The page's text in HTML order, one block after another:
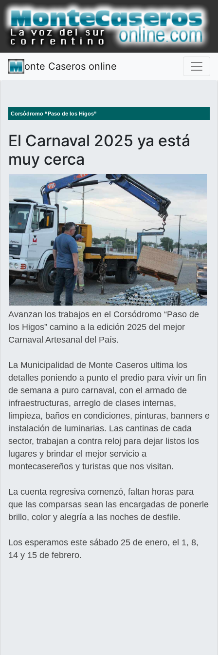
onte Caseros online
Corsódromo “Paso de los Higos”
El Carnaval 2025 ya está
muy cerca
Avanzan los trabajos en el Corsódromo “Paso de
los Higos” camino a la edición 2025 del mejor
Carnaval Artesanal del País.
La Municipalidad de Monte Caseros ultima los
detalles poniendo a punto el predio para vivir un fin
de semana a puro carnaval, con el armado de
infraestructuras, arreglo de clases internas,
limpieza, baños en condiciones, pinturas, banners e
instalación de luminarias. Las cantinas de cada
sector, trabajan a contra reloj para dejar listos los
lugares y brindar el mejor servicio a
montecasereños y turistas que nos visitan.
La cuenta regresiva comenzó, faltan horas para
que las comparsas sean las encargadas de ponerle
brillo, color y alegría a las noches de desfile.
Los esperamos este sábado 25 de enero, el 1, 8,
14 y 15 de febrero.